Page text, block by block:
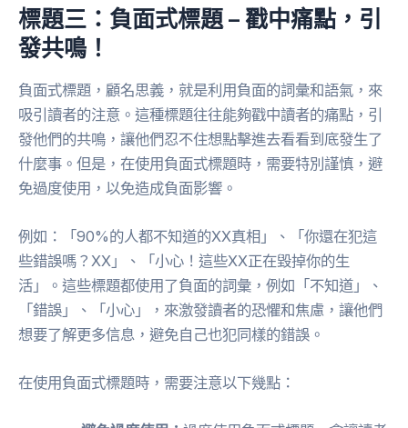
標題三：負面式標題 – 戳中痛點，引
發共鳴！
負面式標題，顧名思義，就是利用負面的詞彙和語氣，來
吸引讀者的注意。這種標題往往能夠戳中讀者的痛點，引
發他們的共鳴，讓他們忍不住想點擊進去看看到底發生了
什麼事。但是，在使用負面式標題時，需要特別謹慎，避
免過度使用，以免造成負面影響。
例如：「90%的人都不知道的XX真相」、「你還在犯這
些錯誤嗎？XX」、「小心！這些XX正在毀掉你的生
活」。這些標題都使用了負面的詞彙，例如「不知道」、
「錯誤」、「小心」，來激發讀者的恐懼和焦慮，讓他們
想要了解更多信息，避免自己也犯同樣的錯誤。
在使用負面式標題時，需要注意以下幾點：